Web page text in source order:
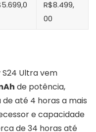
R$8.499,
00
Ultra vem
de potência,
até 4 horas a mais
e capacidade
de 34 horas até